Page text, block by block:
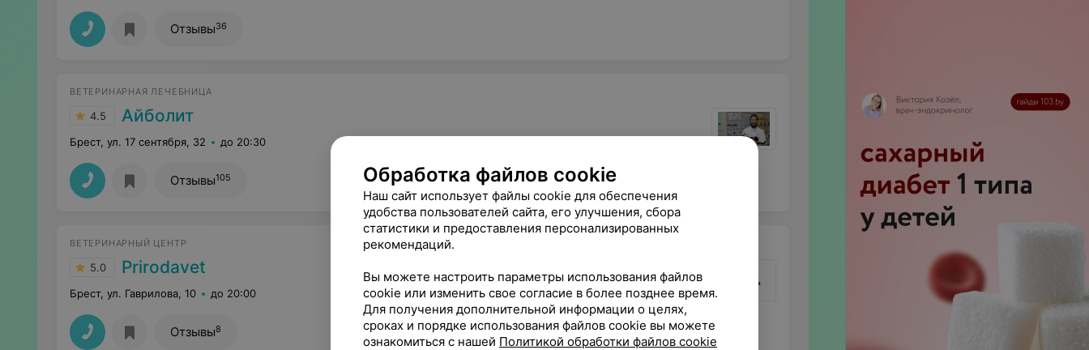
Отзывы36
ВЕТЕРИНАРНАЯ ЛЕЧЕБНИЦА
4.5 Айболит
Брест, ул. 17 сентября, 32 до 20:30
Отзывы105
ВЕТЕРИНАРНЫЙ ЦЕНТР
5.0 Prirodavet
Брест, ул. Гаврилова, 10 до 20:00
Отзывы8
Обработка файлов cookie
Наш сайт использует файлы cookie для обеспечения
удобства пользователей сайта, его улучшения, сбора
статистики и предоставления персонализированных
рекомендаций.
Вы можете настроить параметры использования файлов
cookie или изменить свое согласие в более позднее время.
Для получения дополнительной информации о целях,
сроках и порядке использования файлов cookie вы можете
ознакомиться с нашей Политикой обработки файлов cookie